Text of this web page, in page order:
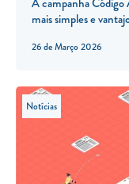
26 de Março 2026
A campanha Código
mais simples e
Notícias